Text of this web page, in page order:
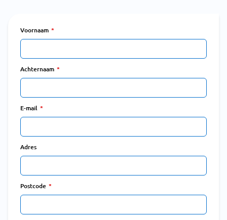
Voornaam
Achternaam
E-mail
Adres
Postcode